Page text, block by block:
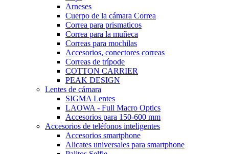
Arneses
Cuerpo de la cámara Correa
Correa para prismaticos
Correa para la muñeca
Correas para mochilas
Accesorios, conectores correas
Correas de trípode
COTTON CARRIER
PEAK DESIGN
Lentes de cámara
SIGMA Lentes
LAOWA - Full Macro Optics
Accesorios para 150-600 mm
Accesorios de teléfonos inteligentes
Accesorios smartphone
Alicates universales para smartphone